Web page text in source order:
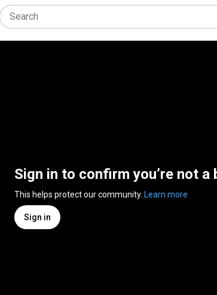
Sign in to confirm you’re not a
This helps protect our community. Learn more
Sign in